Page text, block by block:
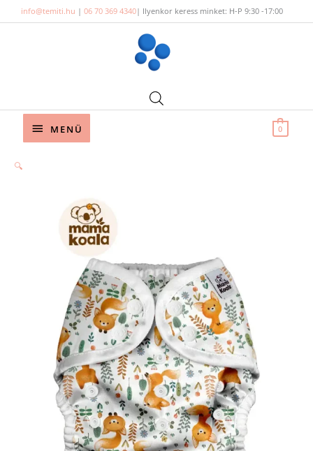
to
info@temiti.hu | 06 70 369 4340| Ilyenkor keress minket: H-P 9:30 -17:00
Below
MENÜ 0
🔍